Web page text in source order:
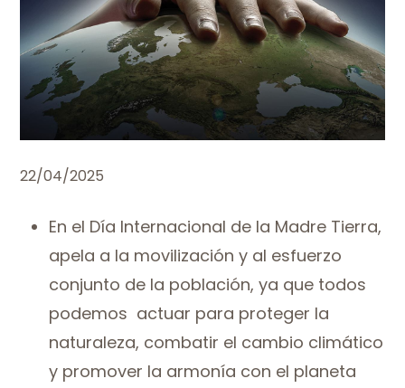
22/04/2025
En el Día Internacional de la Madre Tierra,
apela a la movilización y al esfuerzo
conjunto de la población, ya que todos
podemos actuar para proteger la
naturaleza, combatir el cambio climático
y promover la armonía con el planeta